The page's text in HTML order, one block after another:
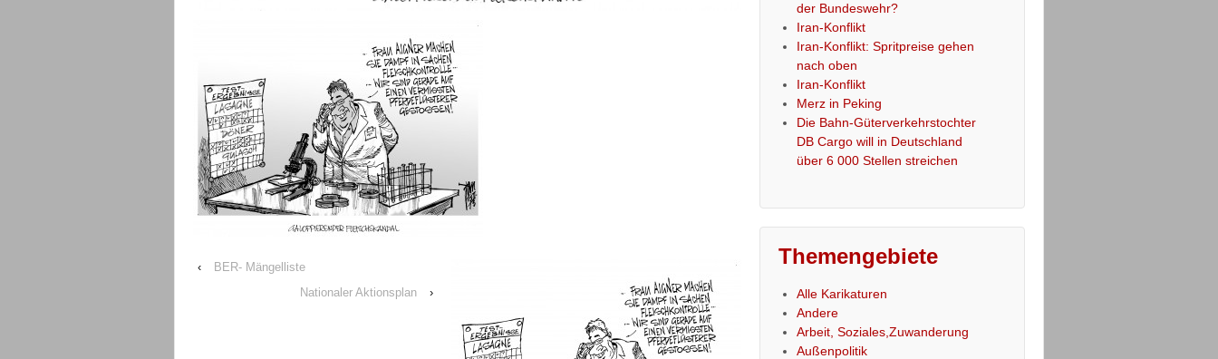
‹
BER- Mängelliste
Nationaler Aktionsplan
›
der Bundeswehr?
Iran-Konflikt
Iran-Konflikt: Spritpreise gehen
nach oben
Iran-Konflikt
Merz in Peking
Die Bahn-Güterverkehrstochter
DB Cargo will in Deutschland
über 6 000 Stellen streichen
Themengebiete
Alle Karikaturen
Andere
Arbeit, Soziales,Zuwanderung
Außenpolitik